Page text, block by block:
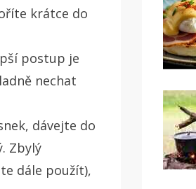
krátce do
postup je
nechat
dávejte do
Zbylý
dále použít),